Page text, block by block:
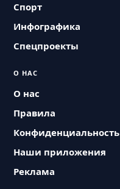
Спорт
Инфографика
Спецпроекты
О НАС
О нас
Правила
Конфиденциальность
Наши приложения
Реклама